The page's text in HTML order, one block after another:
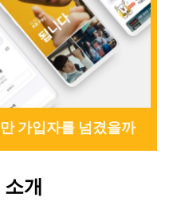
가입자를 넘겼을까
개